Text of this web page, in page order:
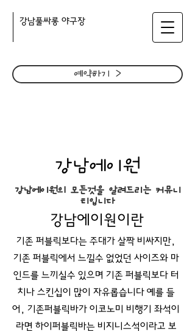
​강남풀싸롱 야구장
예약하기 >
강남에이원
강남에이원의 모든것을 알려드리는 커뮤니
티입니다
강남에이원이란
기존 퍼블릭보다는 주대가 살짝 비싸지만,
기존 퍼블릭에서 느낄수 없었던 사이즈와 마
인드를 느끼실수 있으며 기존 퍼블릭보다 터
치나 스킨십이 많이 자유롭습니다 예를 들
어, 기존퍼블릭바가 이코노미 비행기 좌석이
라면 하이퍼블릭바는 비지니스석이라고 보